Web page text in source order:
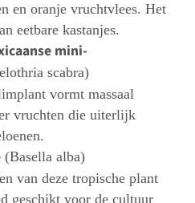
en oranje vruchtvlees. Het
eetbare kastanjes.
mini-
scabra)
vormt massaal
vruchten die uiterlijk
(Basella alba)
van deze tropische plant
geschikt voor de cultuur